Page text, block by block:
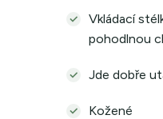
Vkládací
pohodlnou
Jde dobře
Kožené